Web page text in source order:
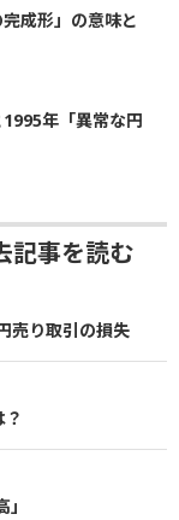
成形」の意味と
1995年「異常な円
記事を読む
売り取引の損失